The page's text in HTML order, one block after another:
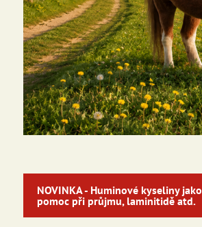
NOVINKA - Huminové kyseliny jako
pomoc při průjmu, laminitidě atd.